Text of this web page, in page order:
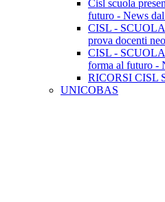
Cisl scuola
futuro - News
CISL - SCUOLA
prova docenti
CISL - SCUOLA
forma al futuro -
RICORSI CISL
UNICOBAS